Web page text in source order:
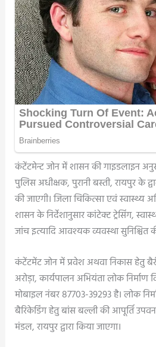
कंटेंटमेन्ट जोन में शासन की गाइडलाइन
पुलिस अधीक्षक, पुरानी बस्ती, रायपुर के
की जाएगी। जिला चिकित्सा एवं स्वास्थ्य
शासन के निर्देशानुसार कांटेक्ट ट्रेसिंग,
जांच इत्यादि आवश्यक व्यवस्था सुनिश्चित
कंटेंटमेंट जोन में प्रवेश अथवा निकास हेतु
अरोड़ा, कार्यपालन अभियंता लोक निर्माण
मोबाइल नंबर 87703-39293 है। लोक
बैरिकेडिंग हेतु बांस बल्ली की आपूर्ति
मंडल, रायपुर द्वारा किया जाएगा।